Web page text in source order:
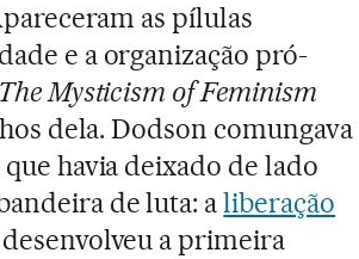
as pílulas
e a organização pró-
The Mysticism of Feminism
dela. Dodson comungava
havia deixado de lado
de luta: aliberação
a primeira